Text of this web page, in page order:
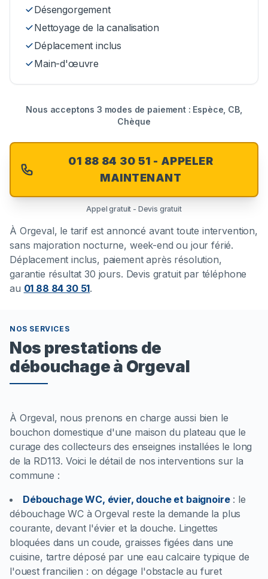
Désengorgement
Nettoyage de la canalisation
Déplacement inclus
Main-d'œuvre
Nous acceptons 3 modes de paiement : Espèce, CB,
Chèque
01 88 84 30 51 - APPELER
MAINTENANT
Appel gratuit - Devis gratuit
À Orgeval, le tarif est annoncé avant toute intervention,
sans majoration nocturne, week-end ou jour férié.
Déplacement inclus, paiement après résolution,
garantie résultat 30 jours. Devis gratuit par téléphone
au 01 88 84 30 51.
NOS SERVICES
Nos prestations de
débouchage à Orgeval
À Orgeval, nous prenons en charge aussi bien le
bouchon domestique d'une maison du plateau que le
curage des collecteurs des enseignes installées le long
de la RD113. Voici le détail de nos interventions sur la
commune :
Débouchage WC, évier, douche et baignoire: le
débouchage WC à Orgeval reste la demande la plus
courante, devant l'évier et la douche. Lingettes
bloquées dans un coude, graisses figées dans une
cuisine, tartre déposé par une eau calcaire typique de
l'ouest francilien : on dégage l'obstacle au furet